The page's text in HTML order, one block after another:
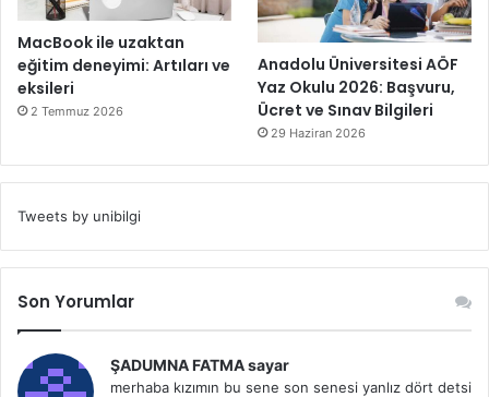
MacBook ile uzaktan
eğitim deneyimi: Artıları ve
eksileri
2 Temmuz 2026
Anadolu Üniversitesi AÖF
Yaz Okulu 2026: Başvuru,
Ücret ve Sınav Bilgileri
29 Haziran 2026
Tweets by unibilgi
Son Yorumlar
ŞADUMNA FATMA sayar
merhaba kızımın bu sene son senesi yanlız dört detsi